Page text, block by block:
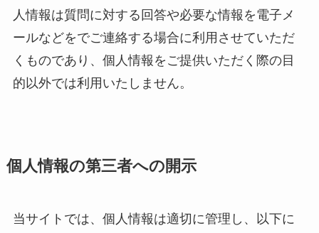
人情報は質問に対する回答や必要な情報を電子メ
ールなどをでご連絡する場合に利用させていただ
くものであり、個人情報をご提供いただく際の目
的以外では利用いたしません。
個人情報の第三者への開示
当サイトでは、個人情報は適切に管理し、以下に